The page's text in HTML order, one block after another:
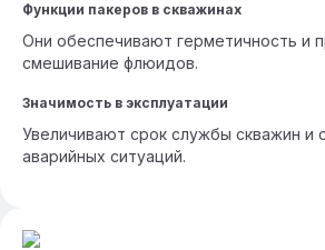
Функции пакеров в скважинах
Они обеспечивают герметичность и
смешивание флюидов.
Значимость в эксплуатации
Увеличивают срок службы скважин и
аварийных ситуаций.